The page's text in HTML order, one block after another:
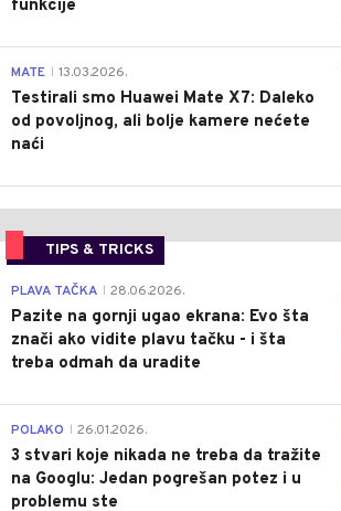
funkcije
MATE 13.03.2026.
Testirali smo Huawei Mate X7: Daleko
od povoljnog, ali bolje kamere nećete
naći
TIPS & TRICKS
PLAVA TAČKA 28.06.2026.
Pazite na gornji ugao ekrana: Evo šta
znači ako vidite plavu tačku - i šta
treba odmah da uradite
POLAKO 26.01.2026.
3 stvari koje nikada ne treba da tražite
na Googlu: Jedan pogrešan potez i u
problemu ste